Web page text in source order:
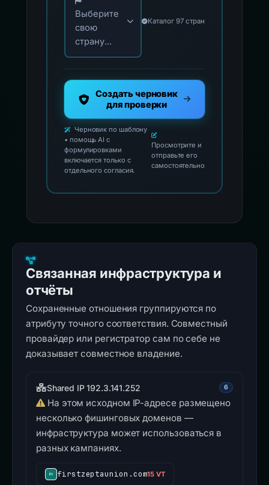
Выберите
свою
страну...
Каталог 97 стран
Создать черновик
для проверки
Черновик по шаблону
• помощь AI с
формулировками
включается только с
отдельного согласия.
Просмотрите и
отправьте его
самостоятельно
Связанная инфраструктура и
отчёты
Сохраненные отношения группируются по
атрибуту точного соответствия. Совместный
провайдер или регистратор сам по себе не
доказывает совместное владение.
Shared IP 192.3.141.252 6
На этом исходном IP-адресе размещено
несколько фишинговых доменов —
инфраструктура может использоваться в
разных кампаниях.
firstzeptaunion.com15 VT